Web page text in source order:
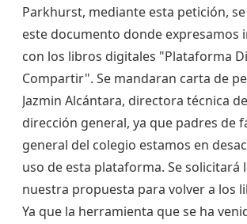
Parkhurst, mediante esta petición,
este documento donde expresamos
con los libros digitales "Plataforma
Compartir". Se mandaran carta de
Jazmin Alcántara, directora técnica
dirección general, ya que padres de
general del colegio estamos en
uso de esta plataforma. Se solicitará
nuestra propuesta para volver a los
Ya que la herramienta que se ha